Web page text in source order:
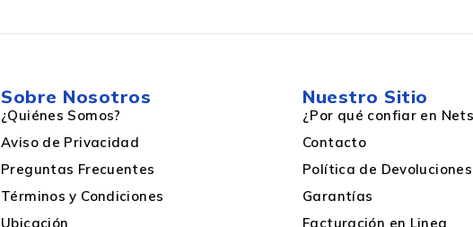
Un solo paquete
Cian
Sobre Nosotros
¿Quiénes Somos?
Aviso de Privacidad
Preguntas Frecuentes
Términos y Condiciones
Ubicación
Nuestro Sitio
¿Por qué confiar en
Contacto
Política de Devoluciones
Garantías
Facturación en Linea